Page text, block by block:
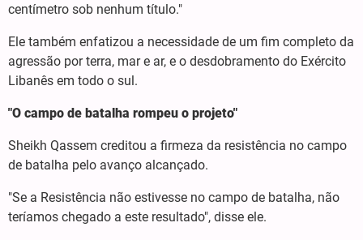
centímetro sob nenhum título."
Ele também enfatizou a necessidade de um fim completo da
agressão por terra, mar e ar, e o desdobramento do Exército
Libanês em todo o sul.
"O campo de batalha rompeu o projeto"
Sheikh Qassem creditou a firmeza da resistência no campo
de batalha pelo avanço alcançado.
"Se a Resistência não estivesse no campo de batalha, não
teríamos chegado a este resultado", disse ele.